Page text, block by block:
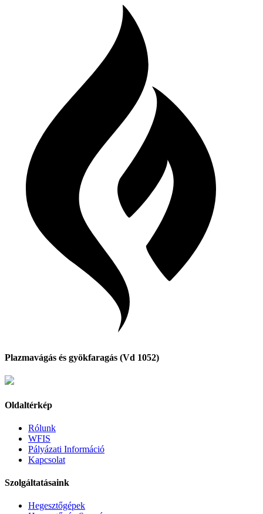
Plazmavágás és gyökfaragás (Vd 1052)
Oldaltérkép
Rólunk
WFIS
Pályázati Információ
Kapcsolat
Szolgáltatásaink
Hegesztőgépek